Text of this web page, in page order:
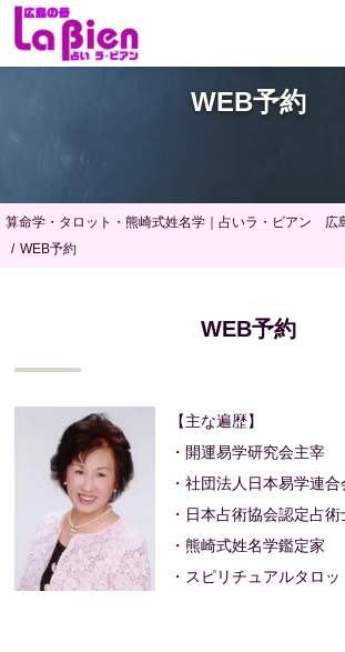
WEB予約
算命学・タロット・熊崎式姓名学｜占いラ・ビアン
WEB予約
WEB予約
【主な遍歴】
・開運易学研究会主宰
・社団法人日本易学連
・日本占術協会認定占術
・熊崎式姓名学鑑定家
・スピリチュアルタロ